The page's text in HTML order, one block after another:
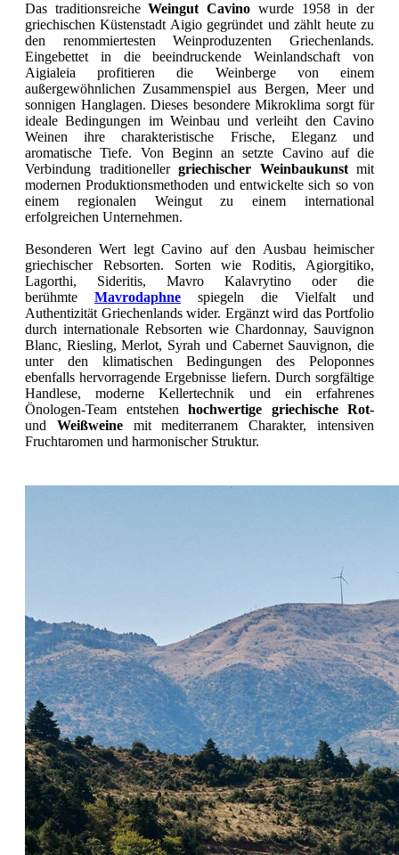
Das traditionsreicheWeingutCavino wurde 1958 in der
griechischen Küstenstadt Aigio gegründet und zählt heute zu
den renommiertesten Weinproduzenten Griechenlands.
Eingebettet in die beeindruckende Weinlandschaft von
Aigialeia profitieren die Weinberge von einem
außergewöhnlichen Zusammenspiel aus Bergen, Meer und
sonnigen Hanglagen. Dieses besondere Mikroklima sorgt für
ideale Bedingungen im Weinbau und verleiht den Cavino
Weinen ihre charakteristische Frische, Eleganz und
aromatische Tiefe. Von Beginn an setzte Cavino auf die
Verbindung traditioneller griechischer Weinbaukunstmit
modernen Produktionsmethoden und entwickelte sich so von
einem regionalen Weingut zu einem international
erfolgreichen Unternehmen.
Besonderen Wert legtCavino auf den Ausbau heimischer
griechischer Rebsorten. Sorten wie Roditis, Agiorgitiko,
Lagorthi, Sideritis, Mavro Kalavrytino oder die
berühmte Mavrodaphne spiegeln die Vielfalt und
Authentizität Griechenlands wider. Ergänzt wird das Portfolio
durch internationale Rebsorten wie Chardonnay, Sauvignon
Blanc, Riesling, Merlot, Syrah und Cabernet Sauvignon, die
unter den klimatischen Bedingungen des Peloponnes
ebenfalls hervorragende Ergebnisse liefern. Durch sorgfältige
Handlese, moderne Kellertechnik und ein erfahrenes
Önologen-Team entstehen hochwertige griechische Rot-
und Weißweinemit mediterranem Charakter, intensiven
Fruchtaromen und harmonischer Struktur.